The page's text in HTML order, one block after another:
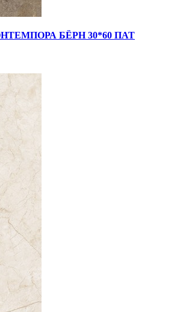
БЁРН 30*60 ПАТ